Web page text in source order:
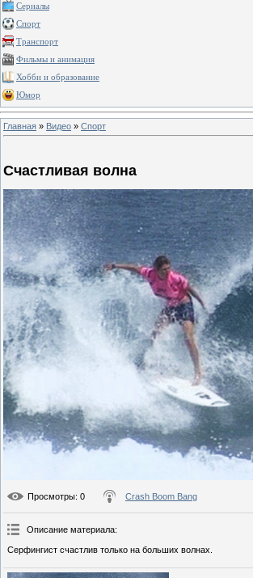
Сериалы
Спорт
Транспорт
Фильмы и анимация
Хобби и образование
Юмор
Главная » Видео » Спорт
Счастливая волна
Просмотры: 0 Crash Boom Bang
Описание материала:
Серфингист счастлив только на больших волнах.